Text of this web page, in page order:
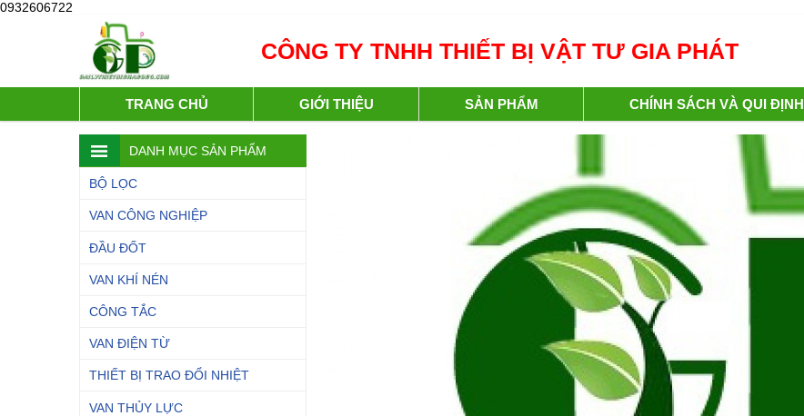
0932606722
CÔNG TY TNHH THIẾT BỊ VẬT TƯ GIA PHÁT
TRANG CHỦ GIỚI THIỆU SẢN PHẨM CHÍNH SÁCH VÀ QUI ĐỊNH
DANH MỤC SẢN PHẨM
BỘ LỌC
VAN CÔNG NGHIỆP
ĐẦU ĐỐT
VAN KHÍ NÉN
CÔNG TẮC
VAN ĐIỆN TỪ
THIẾT BỊ TRAO ĐỔI NHIỆT
VAN THỦY LỰC